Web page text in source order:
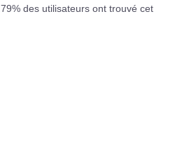
N
79% des utilisateurs ont trouvé cet